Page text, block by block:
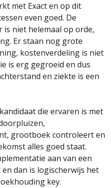
met Exact en op dit
even goed. De
niet helemaal op orde,
Er staan nog grote
kostenverdeling is niet
is erg gegroeid en dus
en ziekte is een
die ervaren is met
grootboek controleert en
alles goed staat.
aan van een
dan is logischerwijs het
key.